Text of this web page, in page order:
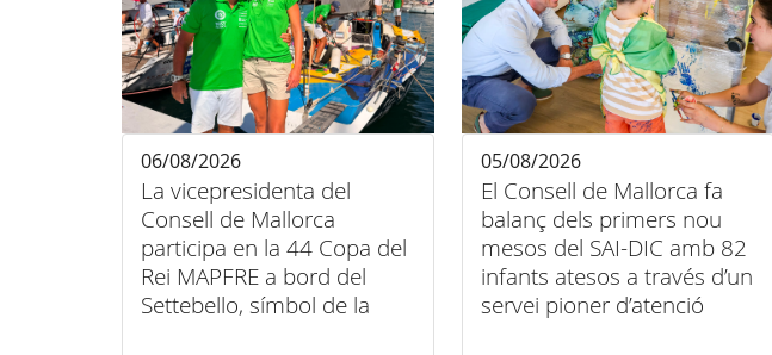
La vicepresidenta del
Consell de Mallorca
participa en la 44 Copa del
Rei MAPFRE a bord del
Settebello, símbol de la
06/08/2026
El Consell de Mallorca fa
balanç dels primers nou
mesos del SAI-DIC amb 82
infants atesos a través d’un
servei pioner d’atenció
05/08/2026